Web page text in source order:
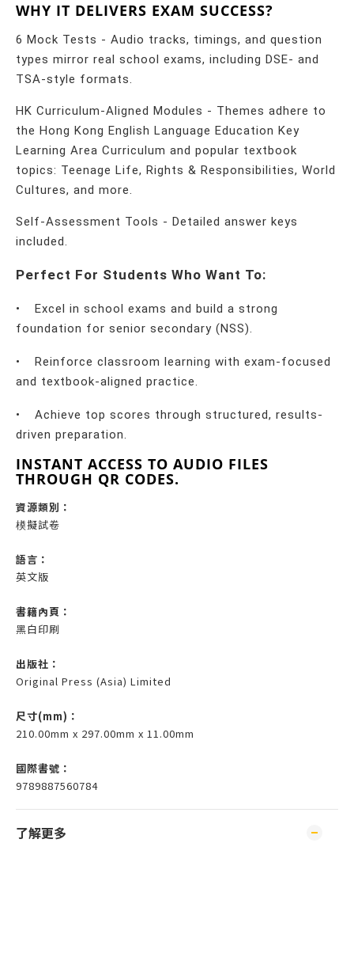
WHY IT DELIVERS EXAM SUCCESS?
6 Mock Tests - Audio tracks, timings, and question
types mirror real school exams, including DSE- and
TSA-style formats.
HK Curriculum-Aligned Modules - Themes adhere to
the Hong Kong English Language Education Key
Learning Area Curriculum and popular textbook
topics: Teenage Life, Rights & Responsibilities, World
Cultures, and more.
Self-Assessment Tools - Detailed answer keys
included.
Perfect For Students Who Want To:
•
Excel in school exams and build a strong
foundation for senior secondary (NSS).
•
Reinforce classroom learning with exam-focused
and textbook-aligned practice.
•
Achieve top scores through structured, results-
driven preparation.
INSTANT ACCESS TO AUDIO FILES
THROUGH QR CODES.
資源類別：
橂擬試卷
語言：
英文版
書籍內頁：
黑白印刷
出版社：
Original Press (Asia) Limited
尺寸(mm) ：
210.00mm x 297.00mm x 11.00mm
國際書號：
9789887560784
了解更多